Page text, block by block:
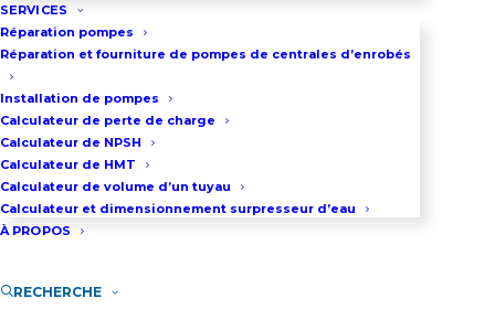
SERVICES
Réparation pompes
Réparation et fourniture de pompes de centrales d’enrobés
Installation de pompes
Calculateur de perte de charge
Calculateur de NPSH
Calculateur de HMT
Calculateur de volume d’un tuyau
Calculateur et dimensionnement surpresseur d’eau
À PROPOS
RECHERCHE